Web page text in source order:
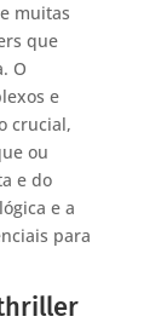
muitas
que
O
e
crucial,
ou
e do
e a
para